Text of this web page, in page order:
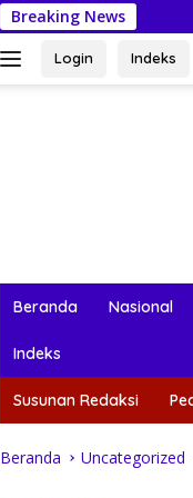
Breaking NewsFestival
Login Indeks
Beranda Nasional
Indeks
Susunan Redaksi
Beranda Uncategorized